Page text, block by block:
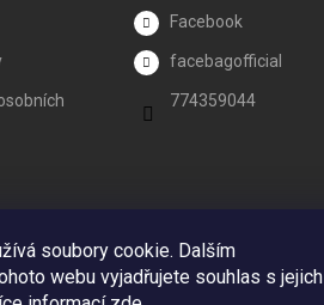
soubory cookie. Dalším
webu vyjadřujete souhlas s jejich
Facebook
facebagofficial
774359044